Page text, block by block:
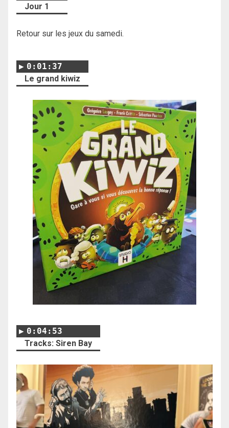
Jour 1
Retour sur les jeux du samedi.
0:01:37
Le grand kiwiz
0:04:53
Tracks: Siren Bay